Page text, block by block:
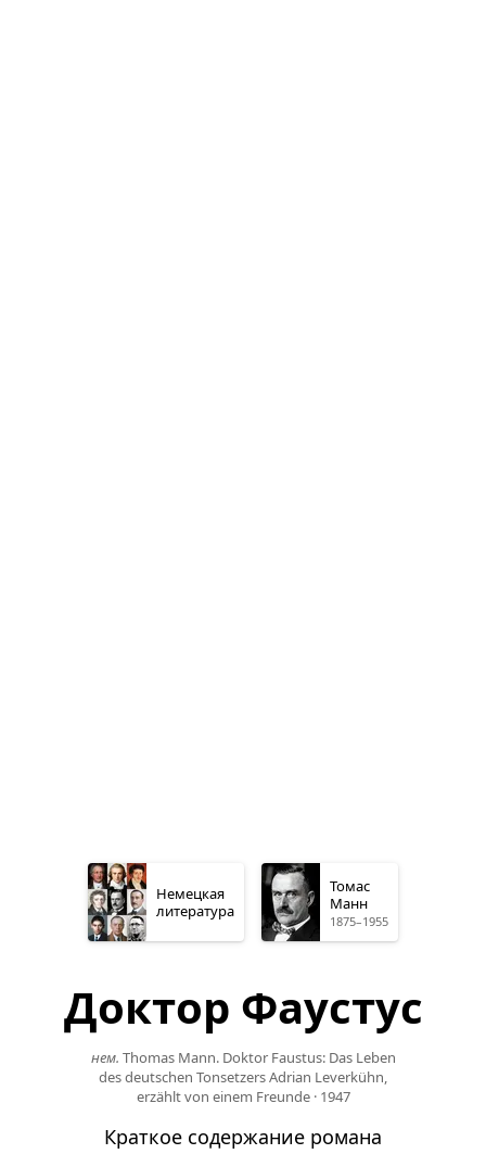
Немецкая
литература
Томас
Манн
1875–1955
Доктор Фаустус
нем. Thomas Mann. Doktor Faustus: Das Leben
des deutschen Tonsetzers Adrian Leverkühn,
erzählt von einem Freunde· 1947
Краткое содержание романа